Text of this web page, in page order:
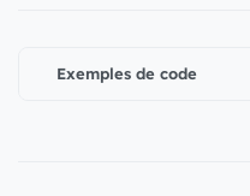
Exemples de code